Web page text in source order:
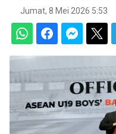
Jumat, 8 Mei 2026 5:53